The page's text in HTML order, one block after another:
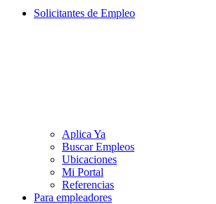
Solicitantes de Empleo
Aplica Ya
Buscar Empleos
Ubicaciones
Mi Portal
Referencias
Para empleadores